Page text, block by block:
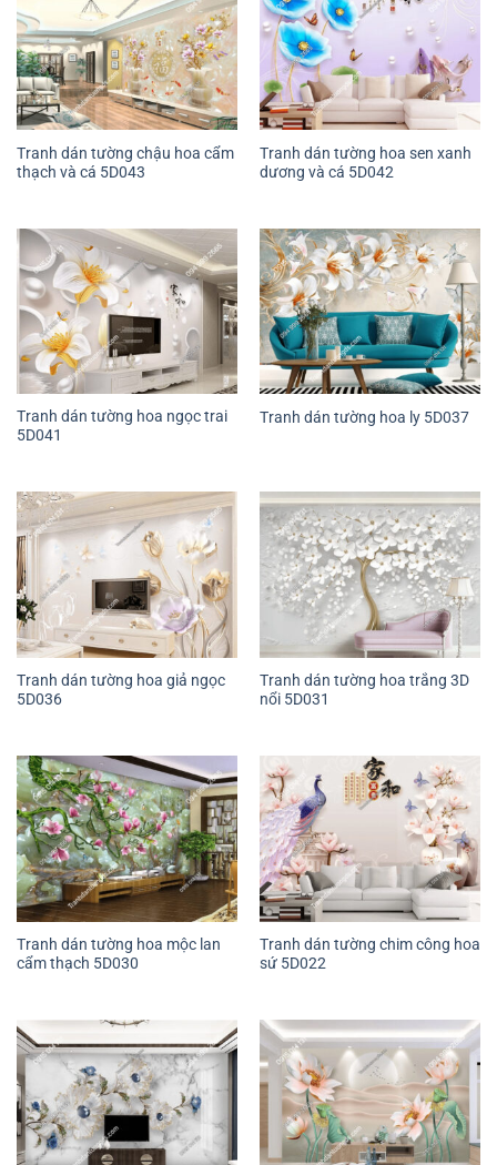
Tranh dán tường chậu hoa cẩm
thạch và cá 5D043
Tranh dán tường hoa sen xanh
dương và cá 5D042
Tranh dán tường hoa ngọc trai
5D041
Tranh dán tường hoa ly 5D037
Tranh dán tường hoa giả ngọc
5D036
Tranh dán tường hoa trắng 3D
nổi 5D031
Tranh dán tường hoa mộc lan
cẩm thạch 5D030
Tranh dán tường chim công hoa
sứ 5D022